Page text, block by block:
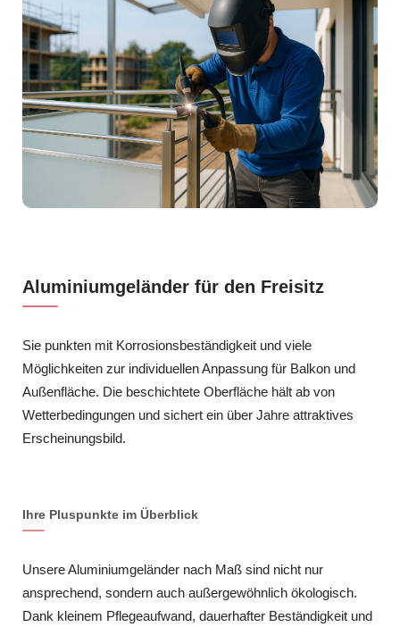
Aluminiumgeländer für den Freisitz
Sie punkten mit Korrosionsbeständigkeit und viele
Möglichkeiten zur individuellen Anpassung für Balkon und
Außenfläche. Die beschichtete Oberfläche hält ab von
Wetterbedingungen und sichert ein über Jahre attraktives
Erscheinungsbild.
Ihre Pluspunkte im Überblick
Unsere Aluminiumgeländer nach Maß sind nicht nur
ansprechend, sondern auch außergewöhnlich ökologisch.
Dank kleinem Pflegeaufwand, dauerhafter Beständigkeit und